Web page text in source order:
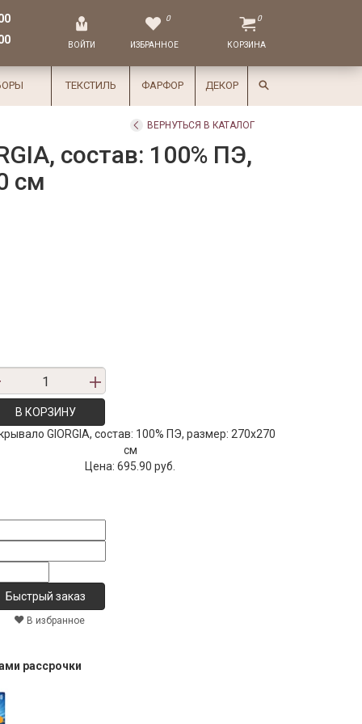
ВОЙТИ
0
ИЗБРАННОЕ
0
КОРЗИНА
ТЕКСТИЛЬ ФАРФОР ДЕКОР
ВЕРНУТЬСЯ В КАТАЛОГ
состав: 100% ПЭ,
см
В КОРЗИНУ
GIORGIA, состав: 100% ПЭ, размер: 270х270
см
Цена: 695.90 руб.
В избранное
рассрочки